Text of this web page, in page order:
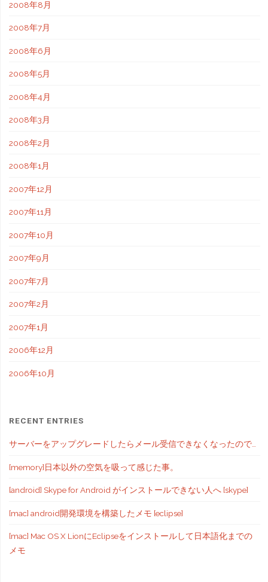
2008年8月
2008年7月
2008年6月
2008年5月
2008年4月
2008年3月
2008年2月
2008年1月
2007年12月
2007年11月
2007年10月
2007年9月
2007年7月
2007年2月
2007年1月
2006年12月
2006年10月
RECENT ENTRIES
サーバーをアップグレードしたらメール受信できなくなったので…
[memory]日本以外の空気を吸って感じた事。
[android] Skype for Android がインストールできない人へ [skype]
[mac] android開発環境を構築したメモ [eclipse]
[mac] Mac OS X LionにEclipseをインストールして日本語化までの
メモ